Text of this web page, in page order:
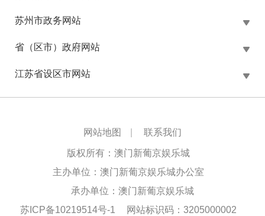
苏州市政务网站
省（区市）政府网站
江苏省设区市网站
网站地图 联系我们
版权所有：澳门新葡京娱乐城
主办单位：澳门新葡京娱乐城办公室
承办单位：澳门新葡京娱乐城
苏ICP备10219514号-1
网站标识码：3205000002